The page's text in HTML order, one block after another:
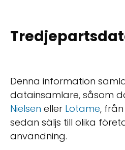
Denna information
datainsamlare, såsom
Nielsen eller Lotame,
sedan säljs till olika
användning.